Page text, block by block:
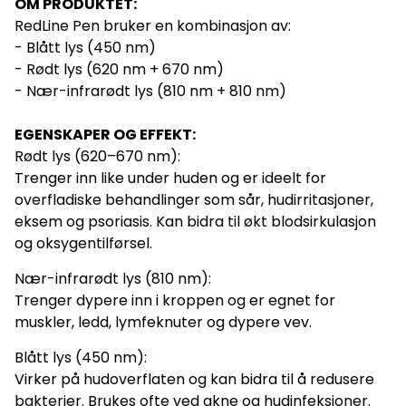
Produktspesifikasjoner Effekt: 15W (nominell), 5W per diode.
LED: 5 stk Bølgelengder: 450 nm / 620 nm / 670 nm / 810 nm
Materiale: Aluminium Batteri: 18650 oppladbart lithium Farge:
Sort og grå Irradians: >120 mW/cm² Timer: 6 minutter EMF: 0
(sikker) Levetid dioder: ca. 50 000 time Levetid batteri: 2-5
år avhening av bruk Sikkerhet Sørg for ren hud før bruk (uten
kremer/sminke) Ikke se direkte inn i lyset, bruk
bruk hvis huden er ekstra sensitiv eller ved bruk av medisiner
som gir lysfølsomhet
RedLine Pen bruker en kombinasjon av:
- Blått lys (450 nm)
- Rødt lys (620 nm + 670 nm)
- Nær-infrarødt lys (810 nm + 810 nm)
EGENSKAPER OG EFFEKT:
Rødt lys (620–670 nm):
Trenger inn like under huden og er ideelt for
overfladiske behandlinger som sår, hudirritasjoner,
eksem og psoriasis. Kan bidra til økt blodsirkulasjon
og oksygentilførsel.
Nær-infrarødt lys (810 nm):
Trenger dypere inn i kroppen og er egnet for
muskler, ledd, lymfeknuter og dypere vev.
Blått lys (450 nm):
Virker på hudoverflaten og kan bidra til å redusere
bakterier. Brukes ofte ved akne og hudinfeksjoner.